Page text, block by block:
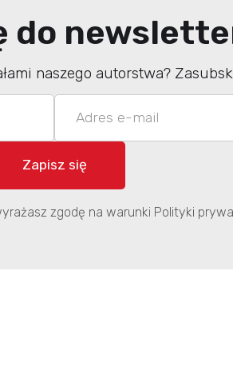
do
naszego autorstwa?
zgodę na warunki Polityki